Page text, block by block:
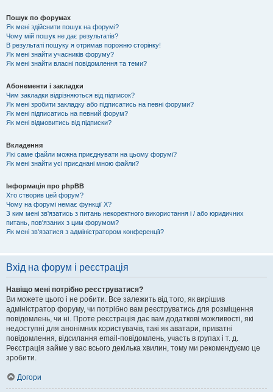
Пошук по форумах
Як мені здійснити пошук на форумі?
Чому мій пошук не дає результатів?
В результаті пошуку я отримав порожню сторінку!
Як мені знайти учасників форуму?
Як мені знайти власні повідомлення та теми?
Абонементи і закладки
Чим закладки відрізняються від підписок?
Як мені зробити закладку або підписатись на певні форуми?
Як мені підписатись на певний форум?
Як мені відмовитись від підписки?
Вкладення
Які саме файли можна приєднувати на цьому форумі?
Як мені знайти усі приєднані мною файли?
Інформація про phpBB
Хто створив цей форум?
Чому на форумі немає функції X?
З ким мені зв'язатись з питань некоректного використання і / або юридичних
питань, пов'язаних з цим форумом?
Як мені зв'язатися з адміністратором конференції?
Вхід на форум і реєстрація
Навіщо мені потрібно реєструватися?
Ви можете цього і не робити. Все залежить від того, як вирішив
адміністратор форуму, чи потрібно вам реєструватись для розміщення
повідомлень, чи ні. Проте реєстрація дає вам додаткові можливості, які
недоступні для анонімних користувачів, такі як аватари, приватні
повідомлення, відсилання email-повідомлень, участь в групах і т. д.
Реєстрація займе у вас всього декілька хвилин, тому ми рекомендуємо це
зробити.
Догори